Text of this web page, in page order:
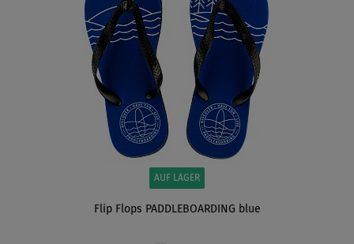
AUF LAGER
Flip Flops PADDLEBOARDING blue